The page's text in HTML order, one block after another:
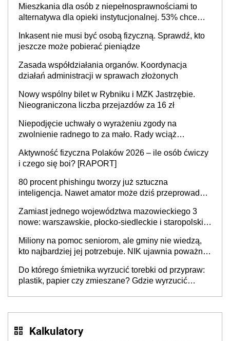
Mieszkania dla osób z niepełnosprawnościami to
alternatywa dla opieki instytucjonalnej. 53% chce
Inkasent nie musi być osobą fizyczną. Sprawdź, kto
jeszcze może pobierać pieniądze
Zasada współdziałania organów. Koordynacja
działań administracji w sprawach złożonych
Nowy wspólny bilet w Rybniku i MZK Jastrzębie.
Nieograniczona liczba przejazdów za 16 zł
Niepodjęcie uchwały o wyrażeniu zgody na
zwolnienie radnego to za mało. Rady wciąż
sprawy
Aktywność fizyczna Polaków 2026 – ile osób ćwiczy
i czego się boi? [RAPORT]
80 procent phishingu tworzy już sztuczna
inteligencja. Nawet amator może dziś przeprowadzić
Zamiast jednego województwa mazowieckiego 3
nowe: warszawskie, płocko-siedleckie i staropolskie.
stołecznych
Miliony na pomoc seniorom, ale gminy nie wiedzą,
kto najbardziej jej potrzebuje. NIK ujawnia poważną
Do którego śmietnika wyrzucić torebki od przypraw:
plastik, papier czy zmieszane? Gdzie wyrzucić
Kalkulatory